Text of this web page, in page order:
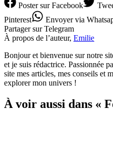
Postersur Facebook
Pinterest
Envoyervia
Partagersur Telegram
À propos de l’auteur, Emilie
Bonjour et bienvenue sur notre
et je suis rédactrice. Passionnée
site mes articles, mes conseils et
explorer mon univers !
À voir aussi dans «